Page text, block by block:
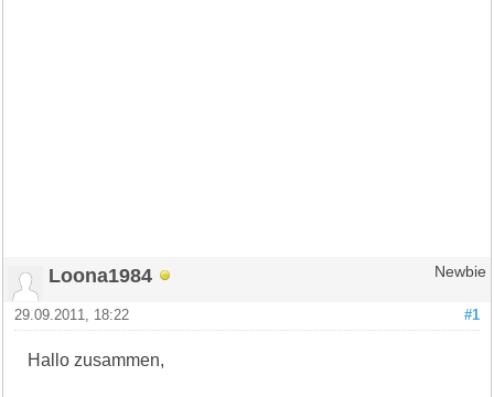
Loona1984 Newbie
#1
29.09.2011, 18:22
Hallo zusammen,